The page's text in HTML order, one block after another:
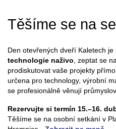
Těšíme se na
Den otevřených dveří Kaletech
technologie naživo , zeptat se
prodiskutovat vaše projekty
určena pro technology, výrobní
se profesionálně věnují
Rezervujte si termín 15.–16.
Těšíme se na osobní setkání v